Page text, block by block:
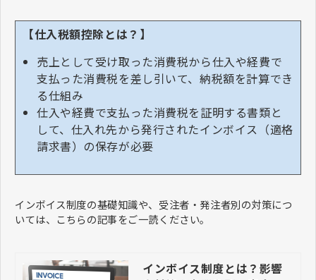
【仕入税額控除とは？】
売上として受け取った消費税から仕入や経費で
支払った消費税を差し引いて、納税額を計算でき
る仕組み
仕入や経費で支払った消費税を証明する書類と
して、仕入れ先から発行されたインボイス（適格
請求書）の保存が必要
インボイス制度の基礎知識や、受注者・発注者別の対策につ
いては、こちらの記事をご一読ください。
インボイス制度とは？影響